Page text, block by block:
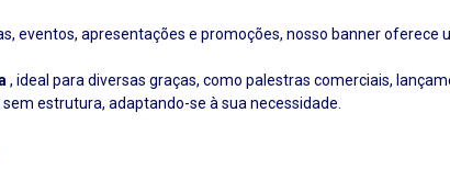
eventos, apresentações e promoções, nosso banner oferece
, ideal para diversas graças, como palestras comerciais,
estrutura, adaptando-se à sua necessidade.